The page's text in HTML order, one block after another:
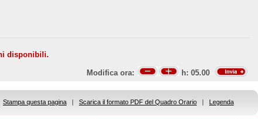
disponibili.
Modifica ora: h: 05.00
Stampa questa pagina | Scarica il formato PDF del Quadro Orario | Legenda